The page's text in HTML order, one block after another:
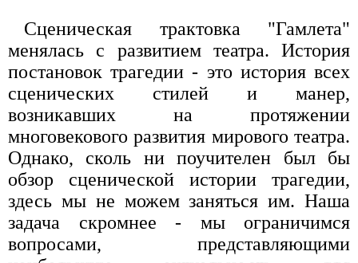
Сценическая трактовка "Гамлета"
менялась с развитием театра. История
постановок трагедии - это история всех
сценических стилей и манер,
возникавших на протяжении
многовекового развития мирового театра.
Однако, сколь ни поучителен был бы
обзор сценической истории трагедии,
здесь мы не можем заняться им. Наша
задача скромнее - мы ограничимся
вопросами, представляющими